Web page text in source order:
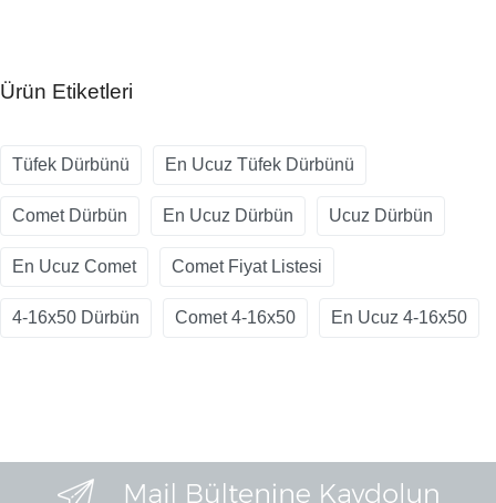
Ürün Etiketleri
Tüfek Dürbünü En Ucuz Tüfek Dürbünü
Comet Dürbün En Ucuz Dürbün Ucuz Dürbün
En Ucuz Comet Comet Fiyat Listesi
4-16x50 Dürbün Comet 4-16x50 En Ucuz 4-16x50